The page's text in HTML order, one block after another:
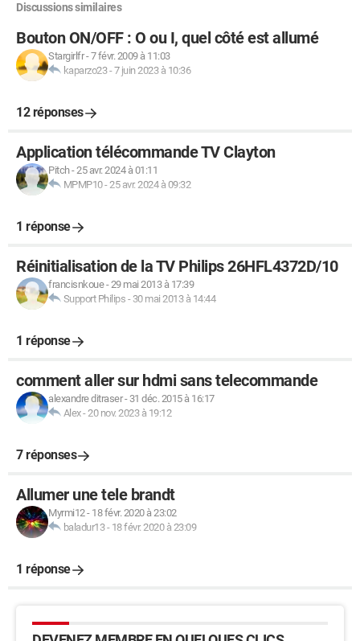
Discussions similaires
Bouton ON/OFF : O ou I, quel côté est allumé
Stargirlfr-7 févr. 2009 à 11:03
kaparzo23-7 juin 2023 à 10:36
12 réponses
Application télécommande TV Clayton
Pitch-25 avr. 2024 à 01:11
MPMP10-25 avr. 2024 à 09:32
1 réponse
Réinitialisation de la TV Philips 26HFL4372D/10
francisnkoue-29 mai 2013 à 17:39
Support Philips - 30 mai 2013 à 14:44
1 réponse
comment aller sur hdmi sans telecommande
alexandre ditraser- 31 déc. 2015 à 16:17
Alex-20 nov. 2023 à 19:12
7 réponses
Allumer une tele brandt
Myrmi12- 18 févr. 2020 à 23:02
baladur13- 18 févr. 2020 à 23:09
1 réponse